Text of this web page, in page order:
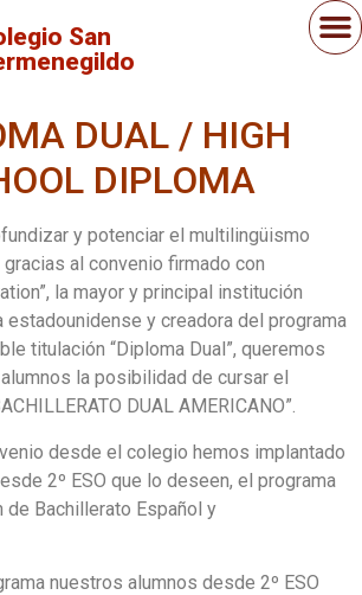
San
DUAL / HIGH
DIPLOMA
y potenciar el multilingüismo
al convenio firmado con
la mayor y principal institución
estadounidense y creadora del programa
titulación “Diploma Dual”, queremos
la posibilidad de cursar el
DUAL AMERICANO”.
desde el colegio hemos implantado
2º ESO que lo deseen, el programa
de Bachillerato Español y
nuestros alumnos desde 2º ESO